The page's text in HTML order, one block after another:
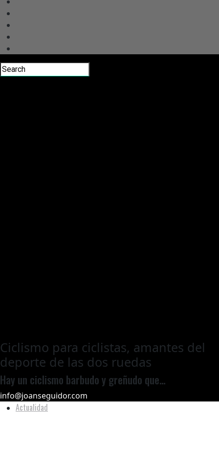
Ciclismo para ciclistas, amantes del
deporte de las dos ruedas
Hay un ciclismo barbudo y greñudo que…
info@joanseguidor.com
Actualidad